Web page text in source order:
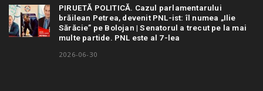
PIRUETĂ POLITICĂ. Cazul parlamentarului
brăilean Petrea, devenit PNL-ist: îl numea „Ilie
Sărăcie” pe Bolojan | Senatorul a trecut pe la mai
multe partide. PNL este al 7-lea
2026-06-30